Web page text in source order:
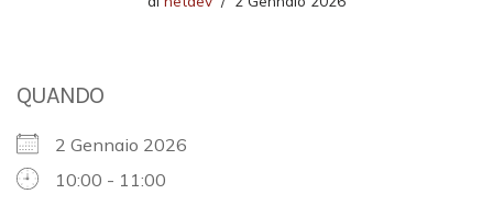
QUANDO
2 Gennaio 2026
10:00 - 11:00